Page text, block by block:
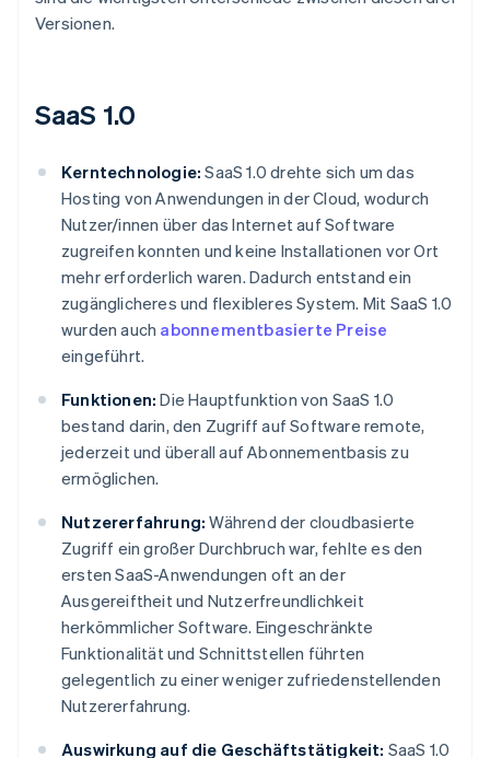
Versionen.
SaaS 1.0
Kerntechnologie: SaaS 1.0 drehte sich um das
Hosting von Anwendungen in der Cloud, wodurch
Nutzer/innen über das Internet auf Software
zugreifen konnten und keine Installationen vor Ort
mehr erforderlich waren. Dadurch entstand ein
zugänglicheres und flexibleres System. Mit SaaS 1.0
wurden auch abonnementbasierte Preise
eingeführt.
Funktionen: Die Hauptfunktion von SaaS 1.0
bestand darin, den Zugriff auf Software remote,
jederzeit und überall auf Abonnementbasis zu
ermöglichen.
Nutzererfahrung: Während der cloudbasierte
Zugriff ein großer Durchbruch war, fehlte es den
ersten SaaS-Anwendungen oft an der
Ausgereiftheit und Nutzerfreundlichkeit
herkömmlicher Software. Eingeschränkte
Funktionalität und Schnittstellen führten
gelegentlich zu einer weniger zufriedenstellenden
Nutzererfahrung.
Auswirkung auf die Geschäftstätigkeit: SaaS 1.0